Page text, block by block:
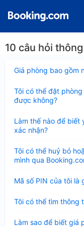
10 câu hỏi
Giá phòng bao gồm
thu
Tôi có thể đặt
được không?
thu
gọn
Làm thế nào để biết
xác nhận?
thu
gọn
Tôi có thể huỷ bỏ
mình qua
thu
gọn
Mã số PIN của tôi là
thu
Tôi có thể tìm thông
thu
Làm sao để biết giá
thu